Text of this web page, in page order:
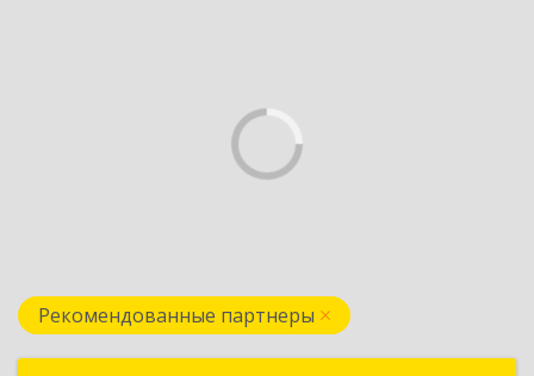
Рекомендованные партнеры